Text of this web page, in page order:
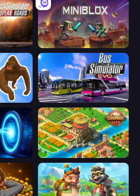
Truck Simulator: European Roads Miniblox
Bus Simulator: EVO
Empire City